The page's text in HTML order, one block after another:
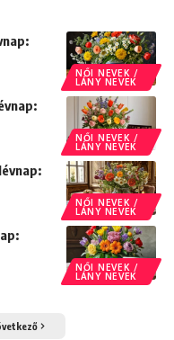
NŐI NEVEK /
LÁNY NEVEK
NŐI NEVEK /
LÁNY NEVEK
NŐI NEVEK /
LÁNY NEVEK
NŐI NEVEK /
LÁNY NEVEK